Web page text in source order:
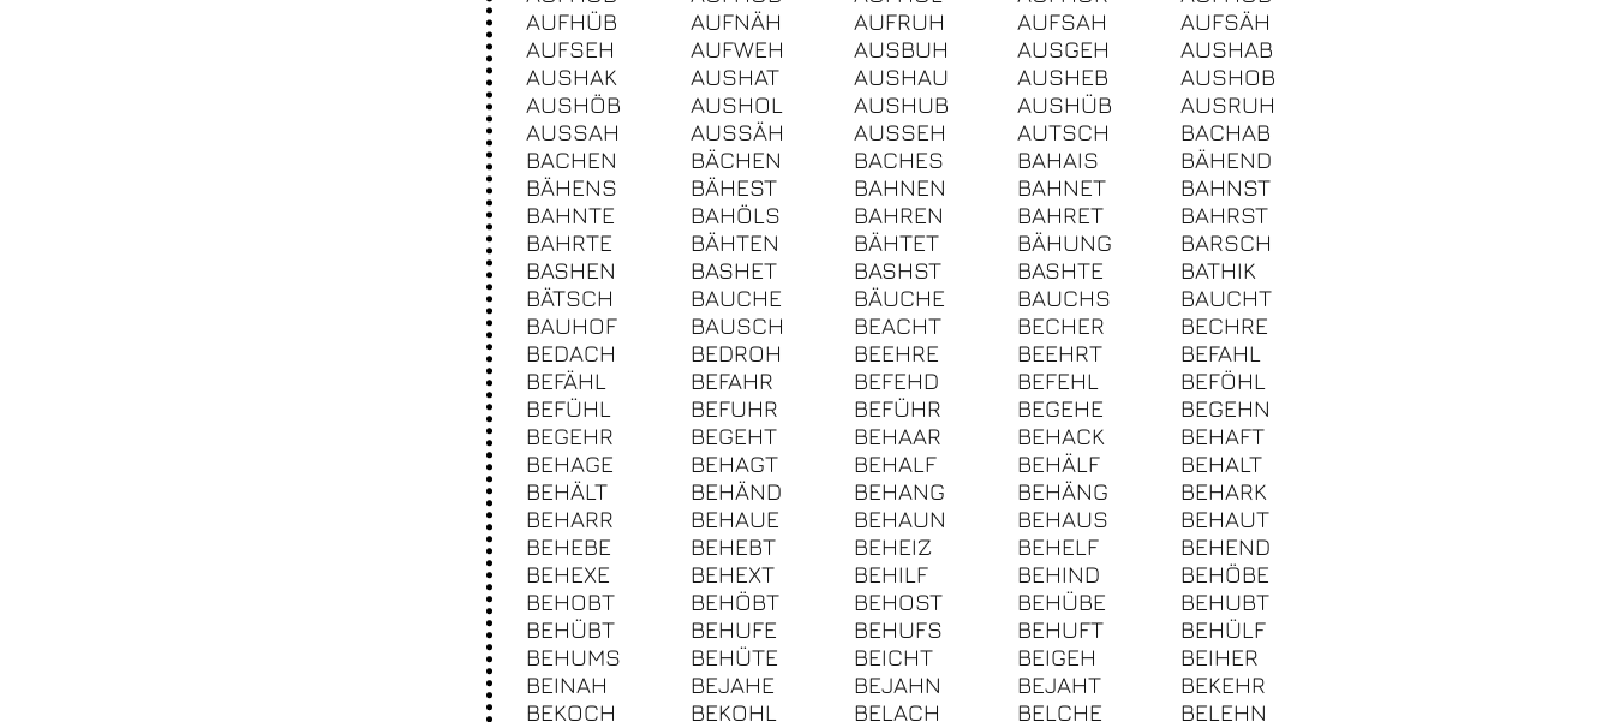
AUFHÜB
AUFNÄH AUFRUH AUFSAH
AUFSÄH
AUFSEH
AUFWEH AUSBUH AUSGEH
AUSHAB
AUSHAK
AUSHAT AUSHAU AUSHEB
AUSHOB
AUSHÖB
AUSHOL AUSHUB AUSHÜB
AUSRUH
AUSSAH
AUSSÄH AUSSEH AUTSCH
BACHAB
BACHEN
BÄCHEN BACHES BAHAIS
BÄHEND
BÄHENS
BÄHEST BAHNEN BAHNET
BAHNST
BAHNTE
BAHÖLS BAHREN BAHRET
BAHRST
BAHRTE
BÄHTEN BÄHTET BÄHUNG
BARSCH
BASHEN
BASHET BASHST BASHTE
BATHIK
BÄTSCH
BAUCHE BÄUCHE BAUCHS
BAUCHT
BAUHOF
BAUSCH BEACHT BECHER
BECHRE
BEDACH
BEDROH BEEHRE BEEHRT
BEFAHL
BEFÄHL
BEFAHR BEFEHD BEFEHL
BEFÖHL
BEFÜHL
BEFUHR BEFÜHR BEGEHE
BEGEHN
BEGEHR
BEGEHT BEHAAR BEHACK
BEHAFT
BEHAGE
BEHAGT BEHALF BEHÄLF
BEHALT
BEHÄLT
BEHÄND BEHANG BEHÄNG
BEHARK
BEHARR
BEHAUE BEHAUN BEHAUS
BEHAUT
BEHEBE
BEHEBT BEHEIZ BEHELF
BEHEND
BEHEXE
BEHEXT BEHILF BEHIND
BEHÖBE
BEHOBT
BEHÖBT BEHOST BEHÜBE
BEHUBT
BEHÜBT
BEHUFE BEHUFS BEHUFT
BEHÜLF
BEHUMS
BEHÜTE BEICHT BEIGEH
BEIHER
BEINAH
BEJAHE BEJAHN BEJAHT
BEKEHR
BEKOCH
BEKOHL BELACH BELCHE
BELEHN